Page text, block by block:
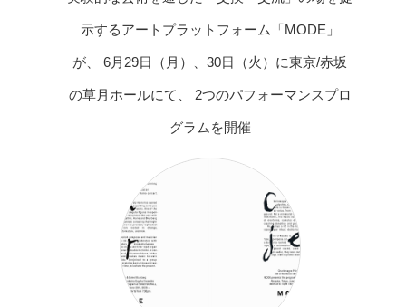
示するアートプラットフォーム「MODE」
が、 6月29日（月）、30日（火）に東京/赤坂
の草月ホールにて、 2つのパフォーマンスプロ
グラムを開催